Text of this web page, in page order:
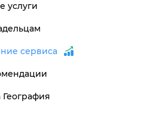
услуги
сервиса